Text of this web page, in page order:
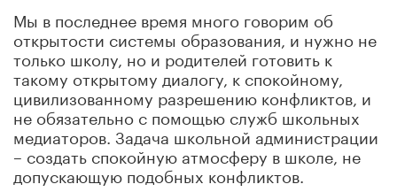
Мы в последнее время много говорим об
открытости системы образования, и нужно не
только школу, но и родителей готовить к
такому открытому диалогу, к спокойному,
цивилизованному разрешению конфликтов, и
не обязательно с помощью служб школьных
медиаторов. Задача школьной администрации
– создать спокойную атмосферу в школе, не
допускающую подобных конфликтов.